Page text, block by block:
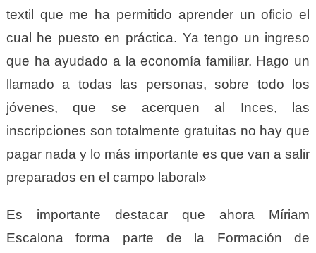
textil que me ha permitido aprender un oficio el
cual he puesto en práctica. Ya tengo un ingreso
que ha ayudado a la economía familiar. Hago un
llamado a todas las personas, sobre todo los
jóvenes, que se acerquen al Inces, las
inscripciones son totalmente gratuitas no hay que
pagar nada y lo más importante es que van a salir
preparados en el campo laboral»
Es importante destacar que ahora Míriam
Escalona forma parte de la Formación de